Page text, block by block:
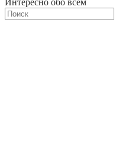
Интересно обо всём